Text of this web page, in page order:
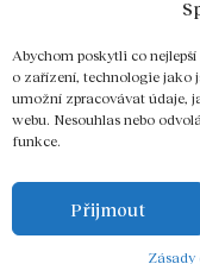
Abychom poskytli co
o zařízení, technologie jako
umožní zpracovávat údaje,
webu. Nesouhlas nebo
funkce.
Přijmout
Zásady